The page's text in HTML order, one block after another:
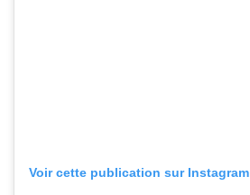
Voir cette publication sur Instagram